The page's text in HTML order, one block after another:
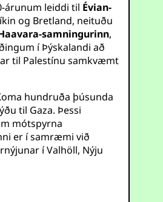
árunum leiddi til Évian-
og Bretland, neituðu
samningurinn,
í Þýskalandi að
til Palestínu samkvæmt
hundruða þúsunda
til Gaza. Þessi
mótspyrna
er í samræmi við
í Valhöll, Nýju